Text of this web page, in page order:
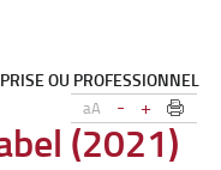
OU PROFESSIONNEL
aA - +
(2021)